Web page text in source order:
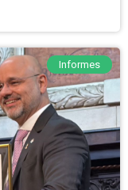
Informes